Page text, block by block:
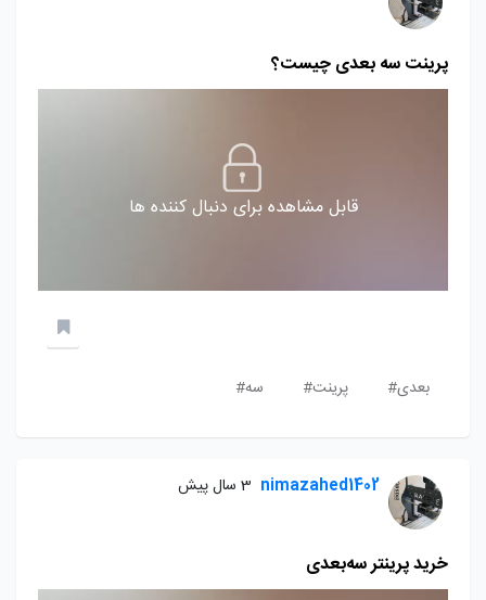
پرینت سه ‌بعدی چیست؟
قابل مشاهده برای دنبال کننده ها
‌بعدی# پرینت# سه#
nimazahed1402 3 سال پیش
خرید پرینتر سه‌بعدی